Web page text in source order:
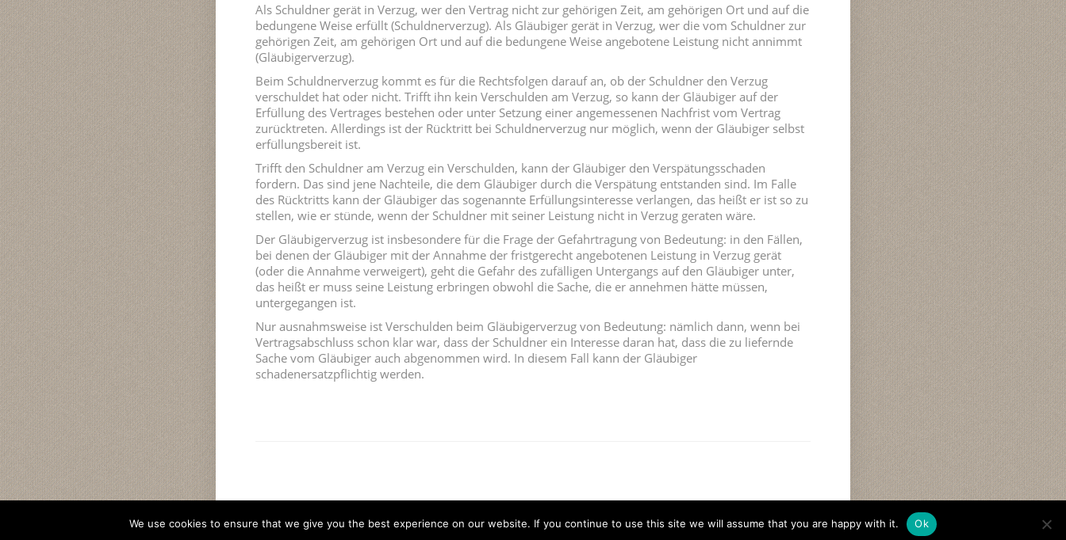
Als Schuldner gerät in Verzug, wer den Vertrag nicht zur gehörigen Zeit, am gehörigen Ort und auf die
bedungene Weise erfüllt (Schuldnerverzug). Als Gläubiger gerät in Verzug, wer die vom Schuldner zur
gehörigen Zeit, am gehörigen Ort und auf die bedungene Weise angebotene Leistung nicht annimmt
(Gläubigerverzug).
Beim Schuldnerverzug kommt es für die Rechtsfolgen darauf an, ob der Schuldner den Verzug
verschuldet hat oder nicht. Trifft ihn kein Verschulden am Verzug, so kann der Gläubiger auf der
Erfüllung des Vertrages bestehen oder unter Setzung einer angemessenen Nachfrist vom Vertrag
zurücktreten. Allerdings ist der Rücktritt bei Schuldnerverzug nur möglich, wenn der Gläubiger selbst
erfüllungsbereit ist.
Trifft den Schuldner am Verzug ein Verschulden, kann der Gläubiger den Verspätungsschaden
fordern. Das sind jene Nachteile, die dem Gläubiger durch die Verspätung entstanden sind. Im Falle
des Rücktritts kann der Gläubiger das sogenannte Erfüllungsinteresse verlangen, das heißt er ist so zu
stellen, wie er stünde, wenn der Schuldner mit seiner Leistung nicht in Verzug geraten wäre.
Der Gläubigerverzug ist insbesondere für die Frage der Gefahrtragung von Bedeutung: in den Fällen,
bei denen der Gläubiger mit der Annahme der fristgerecht angebotenen Leistung in Verzug gerät
(oder die Annahme verweigert), geht die Gefahr des zufälligen Untergangs auf den Gläubiger unter,
das heißt er muss seine Leistung erbringen obwohl die Sache, die er annehmen hätte müssen,
untergegangen ist.
Nur ausnahmsweise ist Verschulden beim Gläubigerverzug von Bedeutung: nämlich dann, wenn bei
Vertragsabschluss schon klar war, dass der Schuldner ein Interesse daran hat, dass die zu liefernde
Sache vom Gläubiger auch abgenommen wird. In diesem Fall kann der Gläubiger
schadenersatzpflichtig werden.
We use cookies to ensure that we give you the best experience on our website. If you continue to use this site we will assume that you are happy with it. Ok